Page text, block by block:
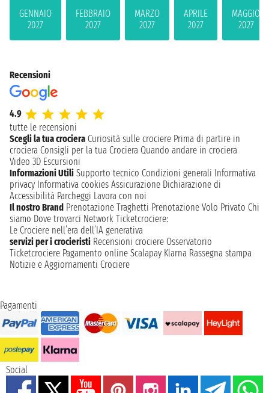
GENNAIO
2027
FEBBRAIO
2027
MARZO
2027
APRILE
2027
MAGGIO
2027
Recensioni
4.9
tutte le recensioni
Scegli la tua crociera Curiosità sulle crociere Prima di partire in
crociera Consigli per la tua Crociera Quando andare in crociera
Video 3D Escursioni
Informazioni Utili Supporto tecnico Condizioni generali Informativa
privacy Informativa cookies Assicurazione Dichiarazione di
Accessibilità Parcheggi Lavora con noi
Il nostro Brand Prenotazione Traghetti Prenotazione Volo Privato Chi
siamo Dove trovarci Network Ticketcrociere:
Le Crociere nell’era dell’IA generativa
servizi per i crocieristi Recensioni crociere Osservatorio
Ticketcrociere Pagamento online Scalapay Klarna Rassegna stampa
Notizie e Aggiornamenti Crociere
Pagamenti
Social